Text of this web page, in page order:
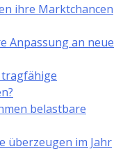
ihre Marktchancen
Anpassung an neue
belastbare
überzeugen im Jahr